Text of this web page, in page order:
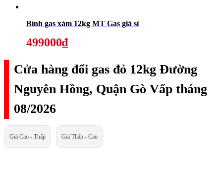
Bình gas xám 12kg MT Gas giá sỉ
499000₫
Cửa hàng đổi gas đỏ 12kg Đường
Nguyên Hồng, Quận Gò Vấp tháng
08/2026
Giá Cao - Thấp Giá Thấp - Cao